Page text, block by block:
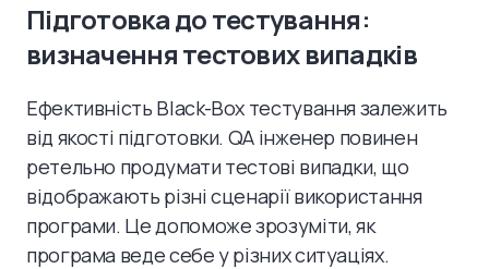
Підготовка до тестування:
визначення тестових випадків
Ефективність Black-Box тестування залежить
від якості підготовки. QA інженер повинен
ретельно продумати тестові випадки, що
відображають різні сценарії використання
програми. Це допоможе зрозуміти, як
програма веде себе у різних ситуаціях.